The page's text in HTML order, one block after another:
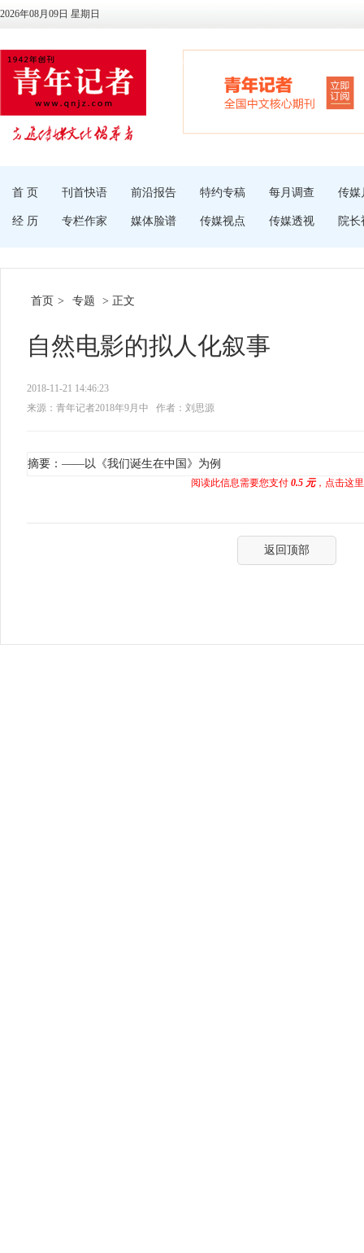
2026年08月09日 星期日
首 页 刊首快语 前沿报告 特约专稿 每月调查 传媒
经 历 专栏作家 媒体脸谱 传媒视点 传媒透视 院长
首页 > 专题 > 正文
自然电影的拟人化叙事
2018-11-21 14:46:23
来源：青年记者2018年9月中
作者：刘思源
摘要：——以《我们诞生在中国》为例
阅读此信息需要您支付 0.5 元，点击这
返回顶部